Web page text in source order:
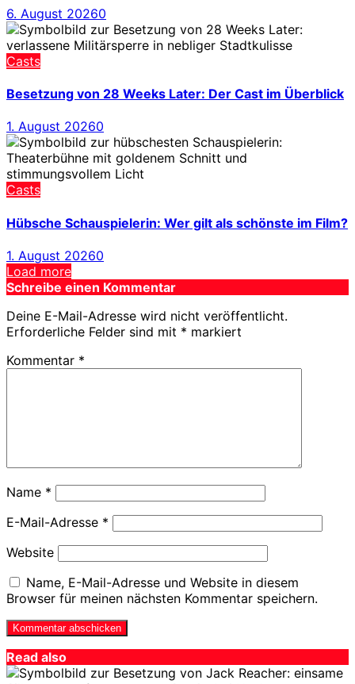
6. August 20260
Casts
Besetzung von 28 Weeks Later: Der Cast im Überblick
1. August 20260
Casts
Hübsche Schauspielerin: Wer gilt als schönste im Film?
1. August 20260
Load more
Schreibe einen Kommentar
Deine E-Mail-Adresse wird nicht veröffentlicht.
Erforderliche Felder sind mit * markiert
Kommentar *
Name *
E-Mail-Adresse *
Website
Name, E-Mail-Adresse und Website in diesem
Browser für meinen nächsten Kommentar speichern.
Read also